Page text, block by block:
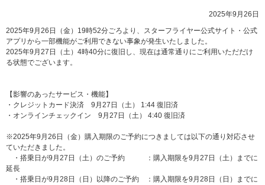
2025年9月26日
2025年9月26日（金）19時52分ごろより、スターフライヤー公式サイト・公式
アプリから一部機能がご利用できない事象が発生いたしました。
2025年9月27日（土）4時40分に復旧し、現在は通常通りにご利用いただだけ
る状態でございます。
【影響のあったサービス・機能】
・クレジットカード決済 9月27日（土） 1:44 復旧済
・オンラインチェックイン 9月27日（土） 4:40 復旧済
※2025年9月26日（金）購入期限のご予約につきましては以下の通り対応させ
ていただきました。
・搭乗日が9月27日（土）のご予約 ：購入期限を9月27日（土）までに
延長
・搭乗日が9月28日（日）以降のご予約 ：購入期限を9月28日（日）までに